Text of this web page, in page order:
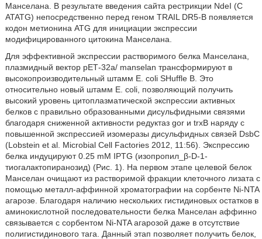
Манселана. В результате введения сайта рестрикции NdeI (С
ATATG) непосредственно перед геном TRAIL DR5-B появляется
кодон метионина ATG для инициации экспрессии
модифицированного цитокина Манселана.
Для эффективной экспрессии растворимого белка Манселана,
плазмидный вектор рЕТ-32а/ manselan трансформируют в
высокопроизводительный штамм Е. coli SHuffle В. Это
относительно новый штамм Е. coli, позволяющий получить
высокий уровень цитоплазматической экспрессии активных
белков с правильно образованными дисульфидными связями
благодаря сниженной активности редуктаз gor и trxB наряду с
повышенной экспрессией изомеразы дисульфидных связей DsbC
(Lobstein et al. Microbial Cell Factories 2012, 11:56). Экспрессию
белка индуцируют 0.25 mM IPTG (изопропил_β-D-1-
тиогалактопиранозид) (Рис. 1). На первом этапе целевой белок
Манселан очищают из растворимой фракции клеточного лизата с
помощью металл-аффинной хроматографии на сорбенте Ni-NTA
агарозе. Благодаря наличию нескольких гистидиновых остатков в
аминокислотной последовательности белка Манселан аффинно
связывается с сорбентом Ni-NTA агарозой даже в отсутствие
полигистидинового тага. Данный этап позволяет получить белок,